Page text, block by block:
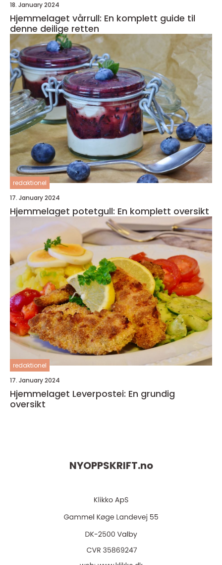
18. January 2024
Hjemmelaget vårrull: En komplett guide til
denne deilige retten
redaktionel
17. January 2024
Hjemmelaget potetgull: En komplett oversikt
redaktionel
17. January 2024
Hjemmelaget Leverpostei: En grundig
oversikt
NYOPPSKRIFT.no